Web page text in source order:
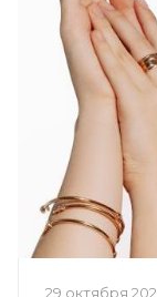
29 октября